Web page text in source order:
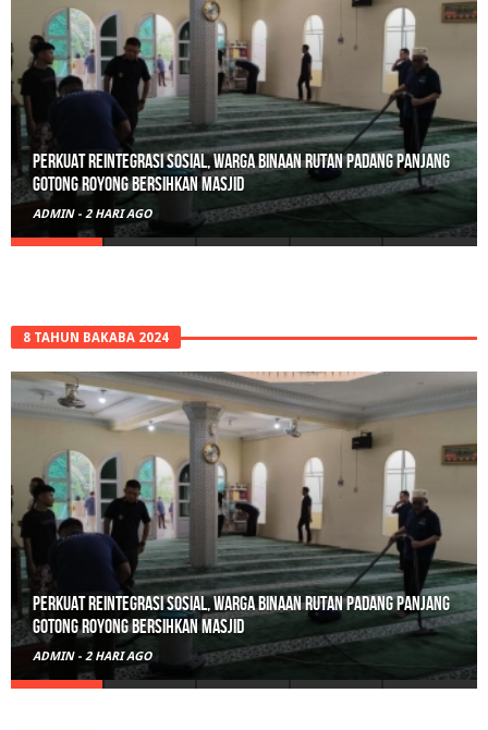
Polisi Sita 82 Paket Ganja Siap Edar di Tanah Datar
ADMIN - 3 HARI AGO
8 TAHUN BAKABA 2024
Polisi Sita 82 Paket Ganja Siap Edar di Tanah Datar
ADMIN - 3 HARI AGO